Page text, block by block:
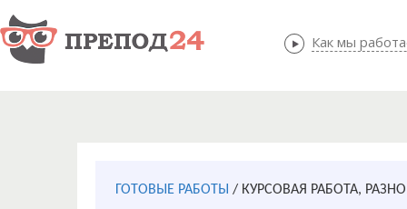
Как мы
Как мы
ГОТОВЫЕ РАБОТЫ / КУРСОВАЯ РАБОТА,